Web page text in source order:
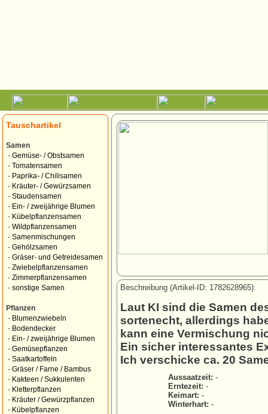
Tauschartikel
Samen
- Gemüse- / Obstsamen
- Tomatensamen
- Paprika- / Chilisamen
- Kräuter- / Gewürzsamen
- Staudensamen
- Ein- / zweijährige Blumen
- Kübelpflanzensamen
- Wildpflanzensamen
- Samenmischungen
- Gehölzsamen
- Gräser- und Getreidesamen
- Zwiebelpflanzensamen
- Zimmerpflanzensamen
- sonstige Samen
Pflanzen
- Blumenzwiebeln
- Bodendecker
- Ein- / zweijährige Blumen
- Gemüsepflanzen
- Saatkartoffeln
- Gräser / Farne / Bambus
- Kakteen / Sukkulenten
- Kletterpflanzen
- Kräuter / Gewürzpflanzen
- Kübelpflanzen
Beschreibung (Artikel-ID: 1782628965):
Laut KI sind die Samen
sortenecht, allerdings
kann eine Vermischung
Ein sicher interessantes
Ich verschicke ca. 20
Aussaatzeit: -
Erntezeit: -
Keimart: -
Winterhart: -